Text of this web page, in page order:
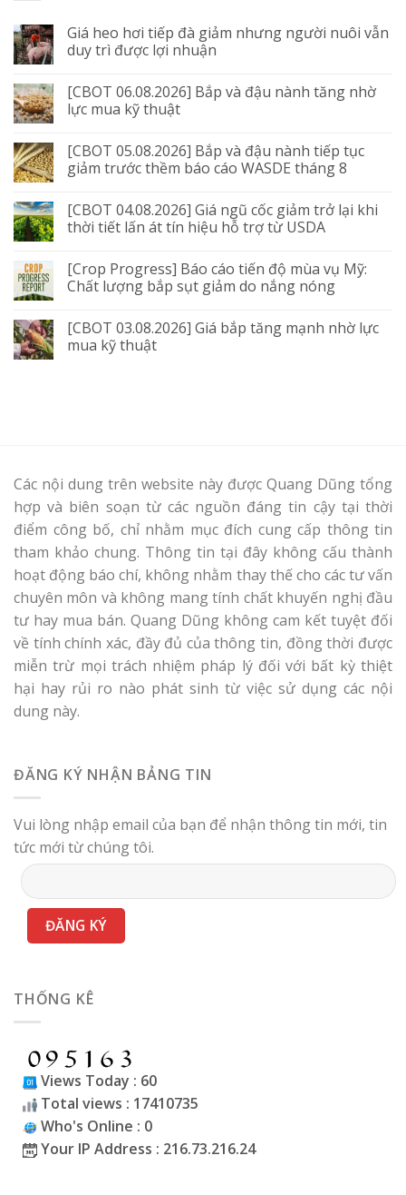
Giá heo hơi tiếp đà giảm nhưng người nuôi vẫn
duy trì được lợi nhuận
[CBOT 06.08.2026] Bắp và đậu nành tăng nhờ
lực mua kỹ thuật
[CBOT 05.08.2026] Bắp và đậu nành tiếp tục
giảm trước thềm báo cáo WASDE tháng 8
[CBOT 04.08.2026] Giá ngũ cốc giảm trở lại khi
thời tiết lấn át tín hiệu hỗ trợ từ USDA
[Crop Progress] Báo cáo tiến độ mùa vụ Mỹ:
Chất lượng bắp sụt giảm do nắng nóng
[CBOT 03.08.2026] Giá bắp tăng mạnh nhờ lực
mua kỹ thuật
Các nội dung trên website này được Quang Dũng tổng
hợp và biên soạn từ các nguồn đáng tin cậy tại thời
điểm công bố, chỉ nhằm mục đích cung cấp thông tin
tham khảo chung. Thông tin tại đây không cấu thành
hoạt động báo chí, không nhằm thay thế cho các tư vấn
chuyên môn và không mang tính chất khuyến nghị đầu
tư hay mua bán. Quang Dũng không cam kết tuyệt đối
về tính chính xác, đầy đủ của thông tin, đồng thời được
miễn trừ mọi trách nhiệm pháp lý đối với bất kỳ thiệt
hại hay rủi ro nào phát sinh từ việc sử dụng các nội
dung này.
ĐĂNG KÝ NHẬN BẢNG TIN
Vui lòng nhập email của bạn để nhận thông tin mới, tin
tức mới từ chúng tôi.
THỐNG KÊ
Views Today : 60
Total views : 17410735
Who's Online : 0
Your IP Address : 216.73.216.24